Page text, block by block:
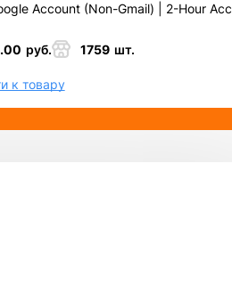
Account (Non-Gmail) | 2-Hour
руб. 1759 шт.
к товару